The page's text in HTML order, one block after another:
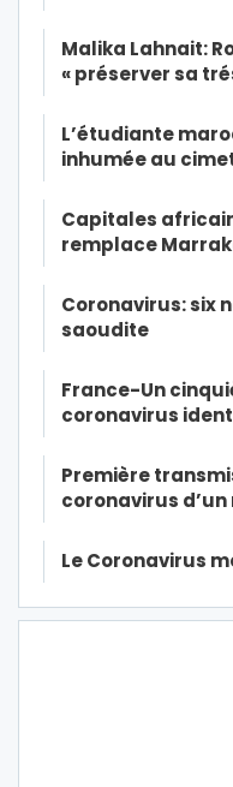
Malika Lahnait:
« préserver sa
L’étudiante
inhumée au
Capitales
remplace
Coronavirus: six
saoudite
France-Un
coronavirus
Première
coronavirus
Le Coronavirus